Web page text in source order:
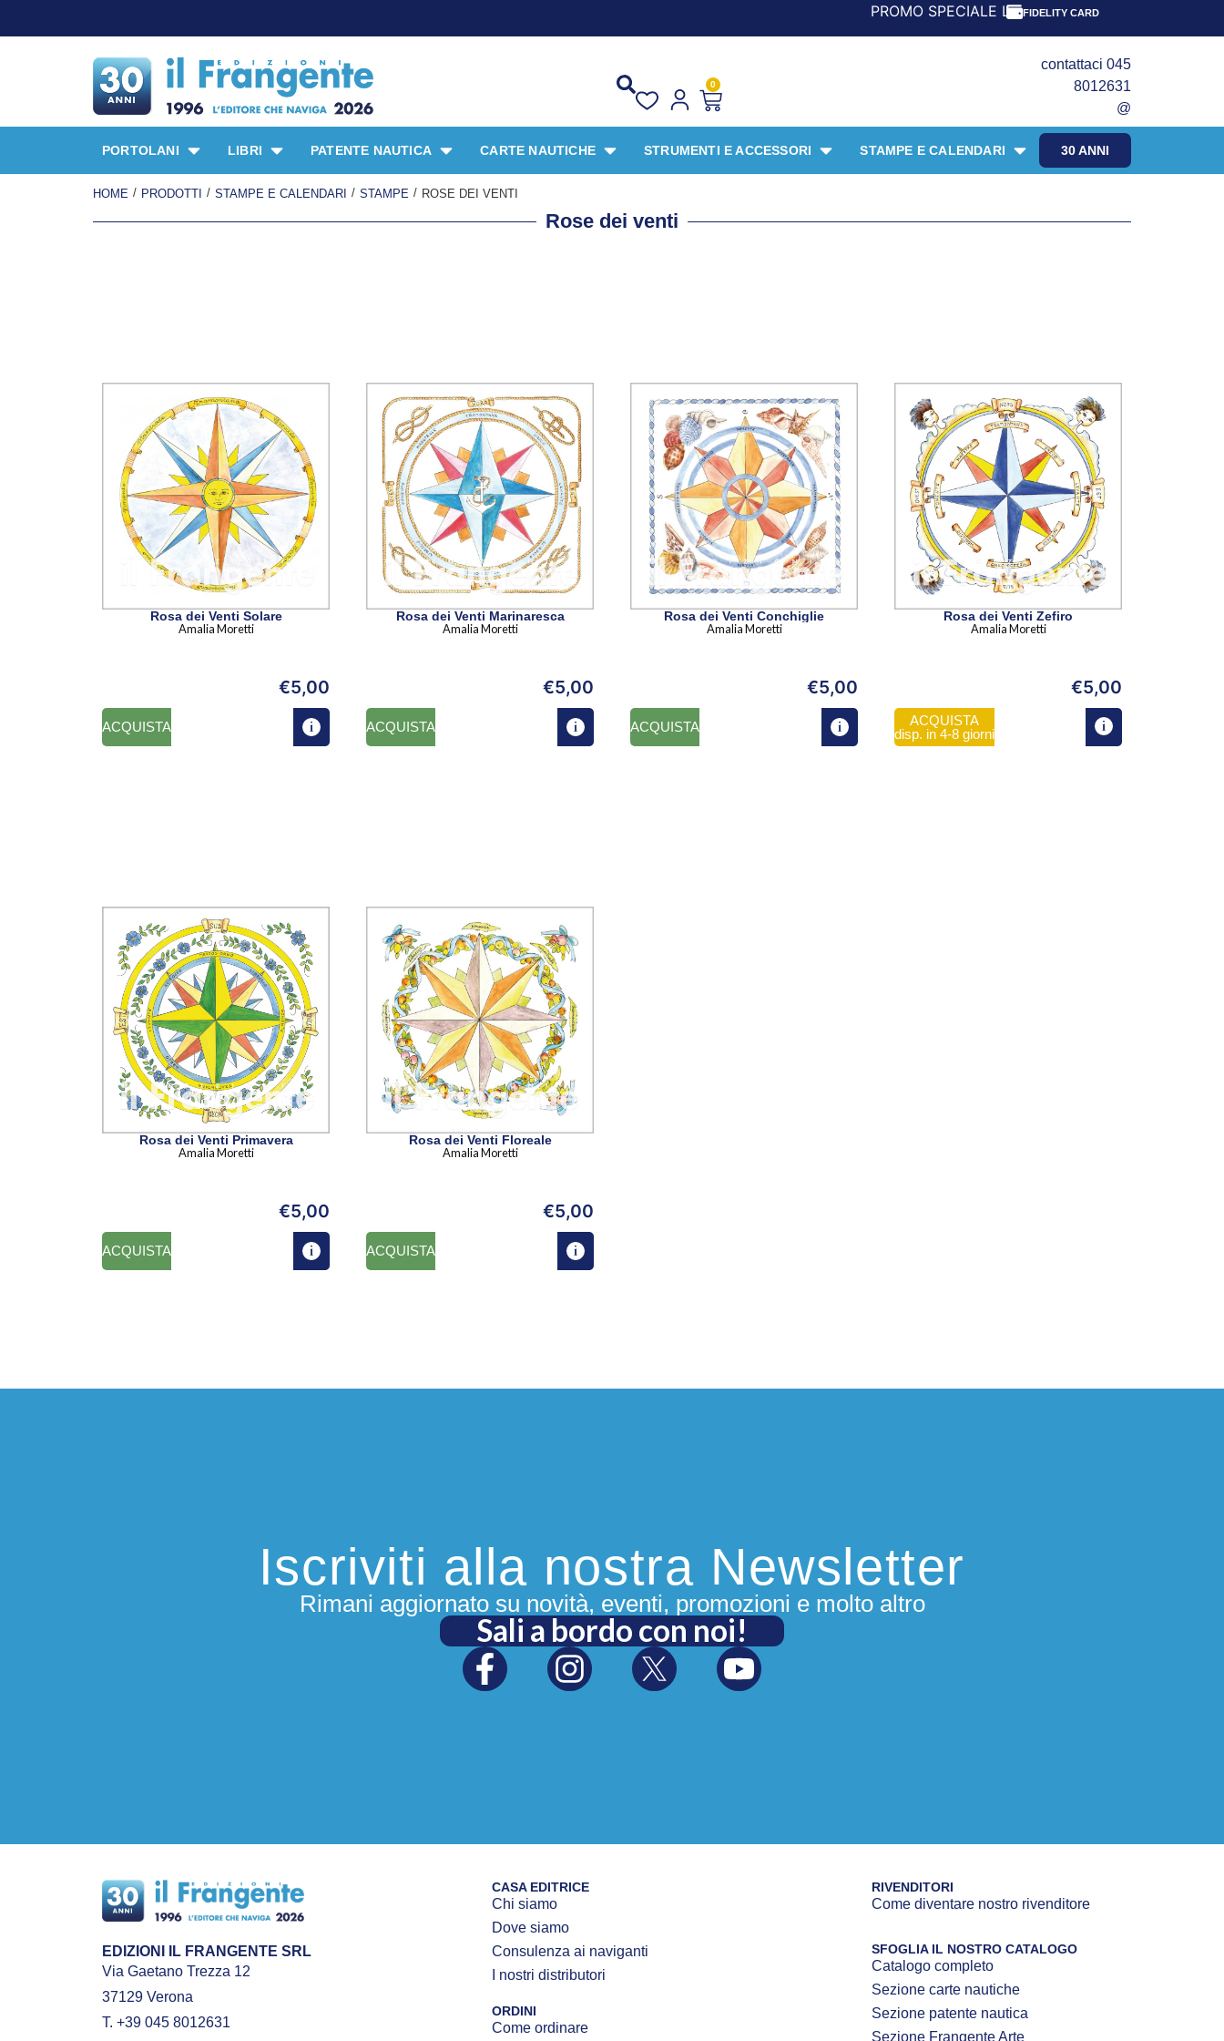
PROMO SPECIALE LIBRI PER I 30 ANNI DEL FRANGENTE!
FIDELITY CARD
0
contattaci 045
8012631
@
30 ANNI
PORTOLANI LIBRI PATENTE NAUTICA CARTE NAUTICHE STRUMENTI E ACCESSORI STAMPE E CALENDARI
HOME / PRODOTTI / STAMPE E CALENDARI / STAMPE / ROSE DEI VENTI
Rose dei venti
Rosa dei Venti Solare
Amalia Moretti
€5,00
ACQUISTA
Rosa dei Venti Marinaresca
Amalia Moretti
€5,00
ACQUISTA
Rosa dei Venti Conchiglie
Amalia Moretti
€5,00
ACQUISTA
Rosa dei Venti Zefiro
Amalia Moretti
€5,00
ACQUISTA
disp. in 4-8 giorni
Rosa dei Venti Primavera
Amalia Moretti
€5,00
ACQUISTA
Rosa dei Venti Floreale
Amalia Moretti
€5,00
ACQUISTA
Iscriviti alla nostra Newsletter
Rimani aggiornato su novità, eventi, promozioni e molto altro
Sali a bordo con noi!
EDIZIONI IL FRANGENTE SRL
Via Gaetano Trezza 12
37129 Verona
T. +39 045 8012631
CASA EDITRICE
Chi siamo
Dove siamo
Consulenza ai naviganti
I nostri distributori
ORDINI
Come ordinare
RIVENDITORI
Come diventare nostro rivenditore
SFOGLIA IL NOSTRO CATALOGO
Catalogo completo
Sezione carte nautiche
Sezione patente nautica
Sezione Frangente Arte